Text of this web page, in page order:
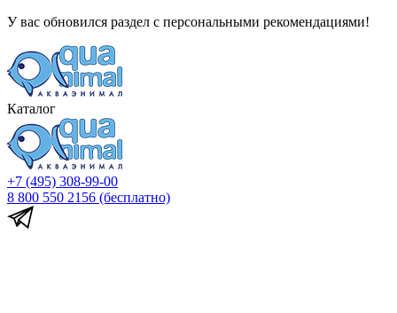
У вас обновился раздел с персональными рекомендациями!
Каталог
+7 (495) 308-99-00
8 800 550 2156 (бесплатно)